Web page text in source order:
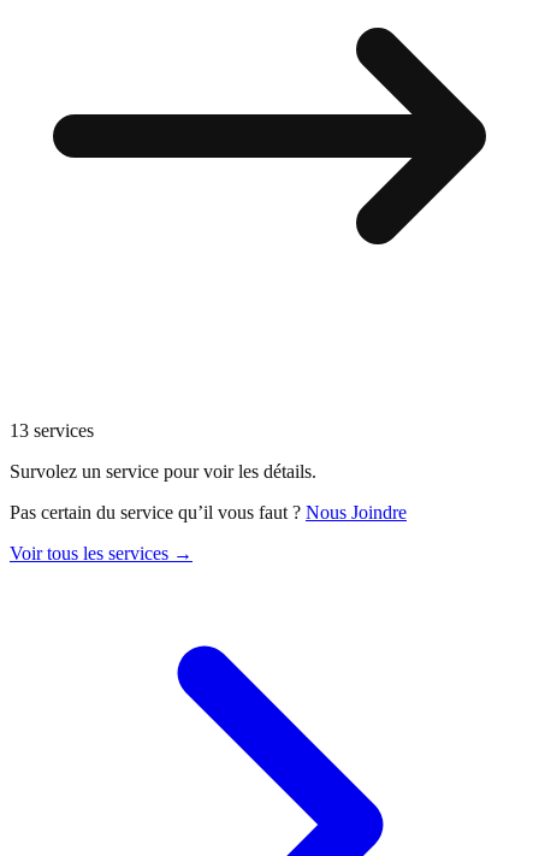
13 services
Survolez un service pour voir les détails.
Pas certain du service qu’il vous faut ? Nous Joindre
Voir tous les services →